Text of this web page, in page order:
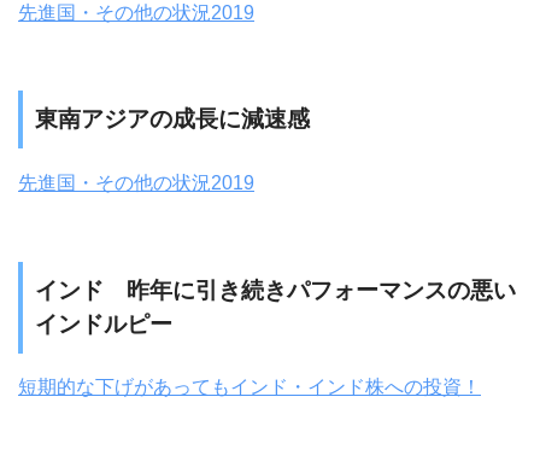
先進国・その他の状況2019
東南アジアの成長に減速感
先進国・その他の状況2019
インド 昨年に引き続きパフォーマンスの悪い
インドルピー
短期的な下げがあってもインド・インド株への投資！